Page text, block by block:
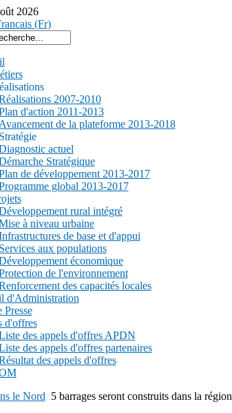
2026
2007-2010
d'action 2011-2013
Avancement de la plateforme 2013-2018
actuel
Stratégique
de développement 2013-2017
global 2013-2017
rural intégré
à niveau urbaine
de base et d'appui
Services aux populations
économique
de l'environnement
des capacités locales
d'Administration
Presse
d'offres
des appels d'offres APDN
des appels d'offres partenaires
des appels d'offres
le Nord 5 barrages seront construits dans la